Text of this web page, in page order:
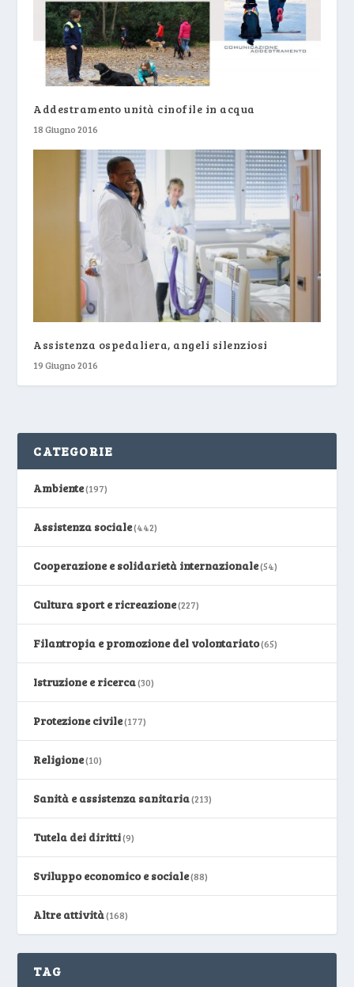
Addestramento unità cinofile in acqua
18 Giugno 2016
Assistenza ospedaliera, angeli silenziosi
19 Giugno 2016
CATEGORIE
Ambiente(197)
Assistenza sociale(442)
Cooperazione e solidarietà internazionale(54)
Cultura sport e ricreazione(227)
Filantropia e promozione del volontariato(65)
Istruzione e ricerca(30)
Protezione civile(177)
Religione(10)
Sanità e assistenza sanitaria(213)
Tutela dei diritti(9)
Sviluppo economico e sociale(88)
Altre attività(168)
TAG